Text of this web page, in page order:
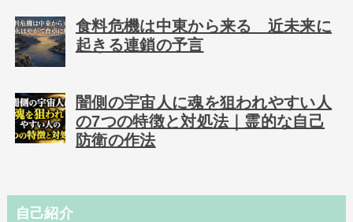
食料危機は中東から来る 近未来に
起きる連鎖の予言
闇側の宇宙人に魂を狙われやすい人
の7つの特徴と対処法｜霊的な自己
防衛の作法
自己紹介